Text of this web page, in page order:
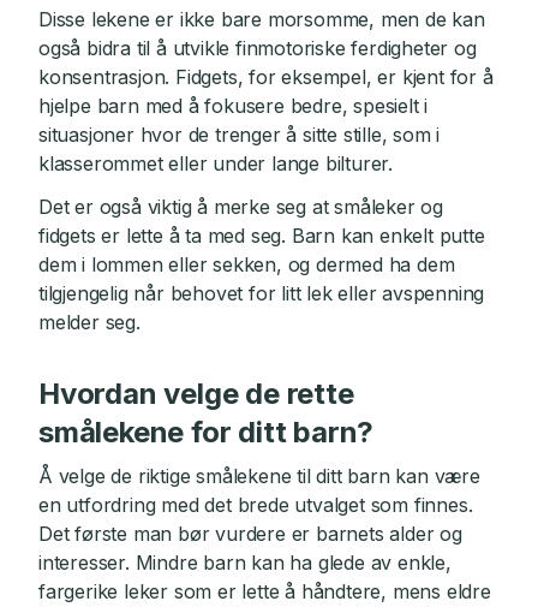
Disse lekene er ikke bare morsomme, men de kan
også bidra til å utvikle finmotoriske ferdigheter og
konsentrasjon. Fidgets, for eksempel, er kjent for å
hjelpe barn med å fokusere bedre, spesielt i
situasjoner hvor de trenger å sitte stille, som i
klasserommet eller under lange bilturer.
Det er også viktig å merke seg at småleker og
fidgets er lette å ta med seg. Barn kan enkelt putte
dem i lommen eller sekken, og dermed ha dem
tilgjengelig når behovet for litt lek eller avspenning
melder seg.
Hvordan velge de rette
smålekene for ditt barn?
Å velge de riktige smålekene til ditt barn kan være
en utfordring med det brede utvalget som finnes.
Det første man bør vurdere er barnets alder og
interesser. Mindre barn kan ha glede av enkle,
fargerike leker som er lette å håndtere, mens eldre